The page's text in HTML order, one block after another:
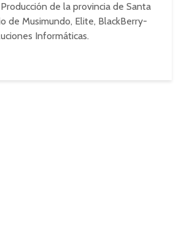
de la provincia de Santa
de Musimundo, Elite, BlackBerry-
Informáticas.